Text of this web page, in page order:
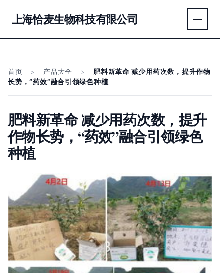
上海恰麦生物科技有限公司
首页 > 产品大全 >
肥料新革命 减少用药次数，提升作物
长势，“药效”融合引领绿色种植
肥料新革命 减少用药次数，提升
作物长势，“药效”融合引领绿色
种植